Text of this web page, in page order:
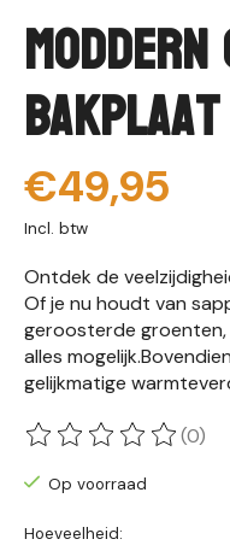
Bakplaat
€49,95
Incl. btw
Ontdek de
Of je nu houdt van
geroosterde
alles
gelijkmatige
De beoordeling van dit
(0)
Op voorraad
Hoeveelheid: